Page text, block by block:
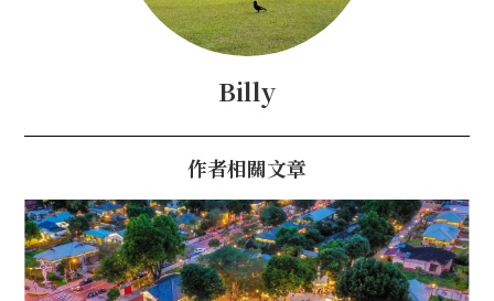
Billy
作者相關文章